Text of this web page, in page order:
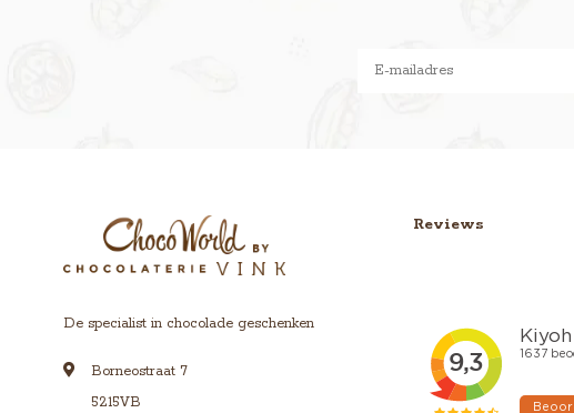
De specialist in chocolade geschenken
Borneostraat 7
5215VB
Reviews